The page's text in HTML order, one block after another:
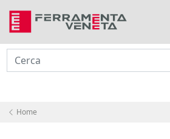
Cerca
Home